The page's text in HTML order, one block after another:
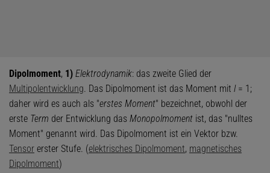
Dipolmoment, 1) Elektrodynamik: das zweite Glied der
Multipolentwicklung. Das Dipolmoment ist das Moment mit l= 1;
daher wird es auch als "erstes Moment" bezeichnet, obwohl der
erste Term der Entwicklung das Monopolmoment ist, das "nulltes
Moment" genannt wird. Das Dipolmoment ist ein Vektor bzw.
Tensor erster Stufe. (elektrisches Dipolmoment, magnetisches
Dipolmoment)